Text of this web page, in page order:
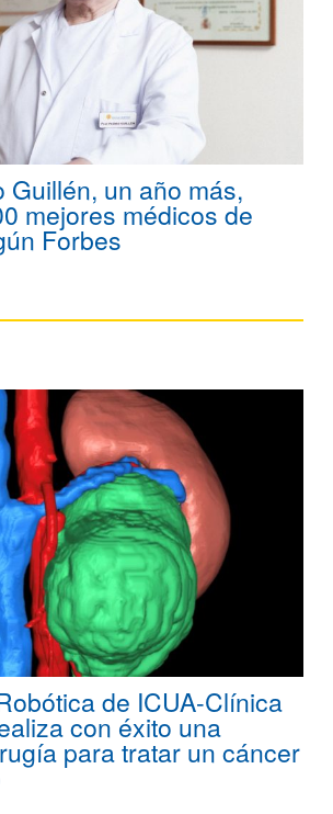
Guillén, un año más,
mejores médicos de
Forbes
de ICUA-Clínica
con éxito una
para tratar un cáncer